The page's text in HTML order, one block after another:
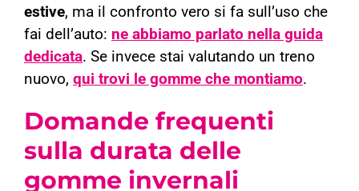
estive, ma il confronto vero si fa sull’uso che
fai dell’auto: ne abbiamo parlato nella guida
dedicata. Se invece stai valutando un treno
nuovo, qui trovi le gomme che montiamo.
Domande frequenti
sulla durata delle
gomme invernali